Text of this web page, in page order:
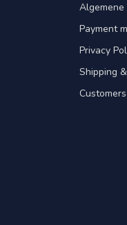
Payment
Privacy
Shipping